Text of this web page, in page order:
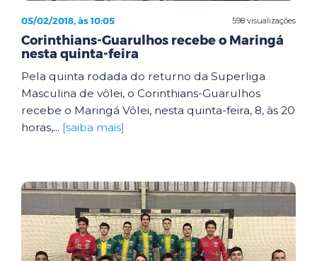
598 visualizações
05/02/2018, às 10:05
Corinthians-Guarulhos recebe o Maringá
nesta quinta-feira
Pela quinta rodada do returno da Superliga
Masculina de vôlei, o Corinthians-Guarulhos
recebe o Maringá Vôlei, nesta quinta-feira, 8, às 20
horas,... [saiba mais]